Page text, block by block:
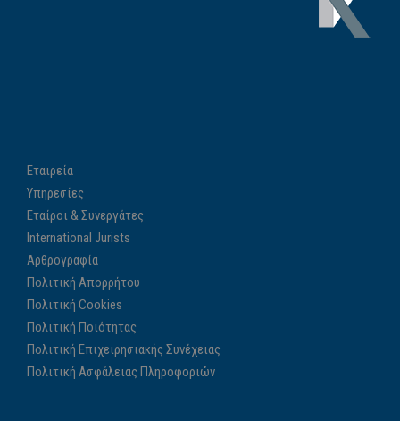
Εταιρεία
Υπηρεσίες
Εταίροι & Συνεργάτες
International Jurists
Αρθρογραφία
Πολιτική Απορρήτου
Πολιτική Cookies
Πολιτική Ποιότητας
Πολιτική Επιχειρησιακής Συνέχειας
Πολιτική Ασφάλειας Πληροφοριών